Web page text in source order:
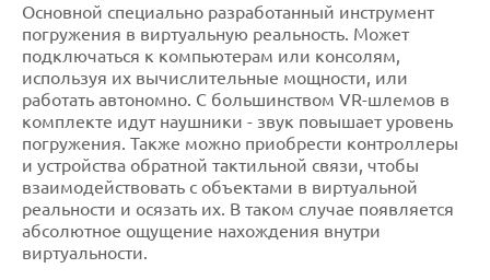
Основной специально разработанный инструмент
погружения в виртуальную реальность. Может
подключаться к компьютерам или консолям,
используя их вычислительные мощности, или
работать автономно. С большинством VR-шлемов в
комплекте идут наушники - звук повышает уровень
погружения. Также можно приобрести контроллеры
и устройства обратной тактильной связи, чтобы
взаимодействовать с объектами в виртуальной
реальности и осязать их. В таком случае появляется
абсолютное ощущение нахождения внутри
виртуальности.